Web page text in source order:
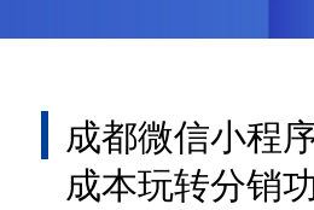
成都微信小程
成本玩转分销